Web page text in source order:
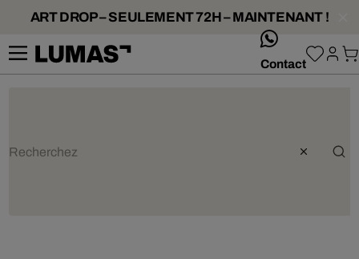
ART DROP – SEULEMENT 72H – MAINTENANT !
Contact